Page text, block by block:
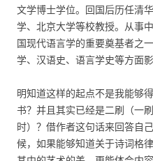
文学博士学位。回国后历任清
学、北京大学等校教授。从事
国现代语言学的重要奠基者之
学、汉语史、语言学史等方面影
明知道这样的起点不是我能够
书？并且其实已经是二刷（一
时）？借作者这句话来回答
候，如果能够知道关于诗词格